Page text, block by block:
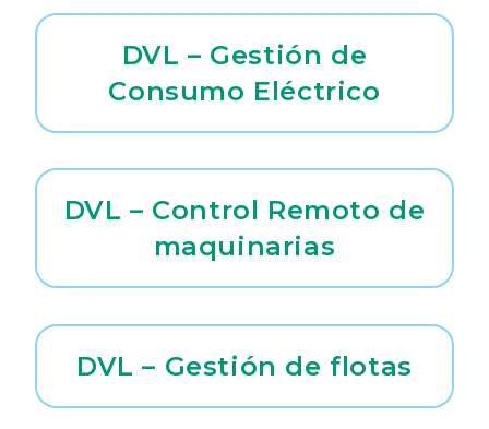
DVL – Gestión de
Consumo Eléctrico
DVL – Control Remoto de
maquinarias
DVL – Gestión de flotas